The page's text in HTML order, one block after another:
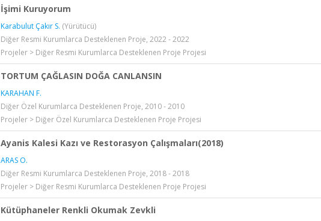
İşimi Kuruyorum
Karabulut Çakır S. (Yürütücü)
Diğer Resmi Kurumlarca Desteklenen Proje, 2022 - 2022
Projeler > Diğer Resmi Kurumlarca Desteklenen Proje Projesi
TORTUM ÇAĞLASIN DOĞA CANLANSIN
KARAHAN F.
Diğer Özel Kurumlarca Desteklenen Proje, 2010 - 2010
Projeler > Diğer Özel Kurumlarca Desteklenen Proje Projesi
Ayanis Kalesi Kazı ve Restorasyon Çalışmaları(2018)
ARAS O.
Diğer Resmi Kurumlarca Desteklenen Proje, 2018 - 2018
Projeler > Diğer Resmi Kurumlarca Desteklenen Proje Projesi
Kütüphaneler Renkli Okumak Zevkli